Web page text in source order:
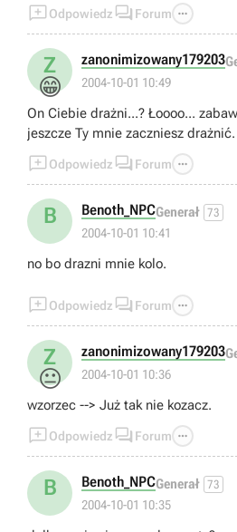
Odpowiedz  Forum 
Z
😁
zanonimizowany179203
2004-10-01 10:49
On Ciebie drażni...? Łoooo...
jeszcze Ty mnie zaczniesz drażnić.
Odpowiedz  Forum 
B Benoth_NPCGenerał 73
2004-10-01 10:41
no bo drazni mnie kolo.
Odpowiedz  Forum 
Z
😐
zanonimizowany179203
2004-10-01 10:36
wzorzec --> Już tak nie kozacz.
Odpowiedz  Forum 
B Benoth_NPCGenerał 73
2004-10-01 10:35